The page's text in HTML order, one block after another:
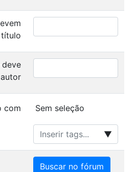
deve
com Itens selecionados:
Sem seleção
▼
Buscar no fórum